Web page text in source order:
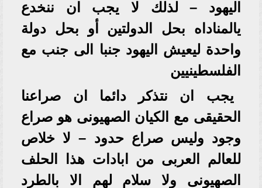
اليهود – لذلك لا يجب ان ننخدع
يالمناداه بحل الدولتين أو بحل دولة
واحدة ليعيش اليهود جنبا الى جنب مع
الفلسطينيين
يجب ان نتذكر دائما ان صراعنا
الحقيقى مع الكيان الصهيونى هو صراع
وجود وليس صراع حدود – لا خلاص
للعالم العربى من ابادات هذا الحلف
الصهيونى ولا سلام لهم الا بالطرد